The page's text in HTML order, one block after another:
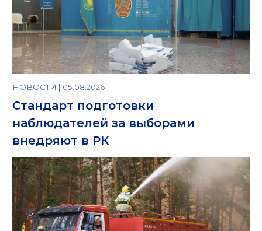
НОВОСТИ | 05.08.2026
Стандарт подготовки
наблюдателей за выборами
внедряют в РК